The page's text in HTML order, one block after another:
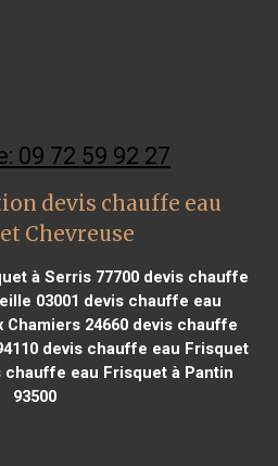
09 72 59 92 27
devis chauffe eau
Chevreuse
à Serris 77700devis chauffe
03001 devis chauffe eau
24660devis chauffe
devis chauffe eau Frisquet
chauffe eau Frisquet à Pantin
93500